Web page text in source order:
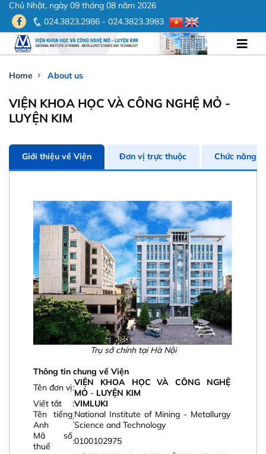
Chủ Nhật, ngày 09 tháng 08 năm 2026
024.3823.2986 - 024.3823.3983
Home About us
VIỆN KHOA HỌC VÀ CÔNG NGHỆ MỎ -
LUYỆN KIM
Giới thiệu về Viện Đơn vị trực thuộc Chức năng,
Trụ sở chính tại Hà Nội
Thông tin chung về Viện
Tên đơn vị:VIỆN KHOA HỌC VÀ CÔNG NGHỆ
MỎ - LUYỆN KIM
Viết tắt
:VIMLUKI
Tên tiếng
Anh
:National Institute of Mining - Metallurgy
Science and Technology
Mã số
thuế
:0100102975